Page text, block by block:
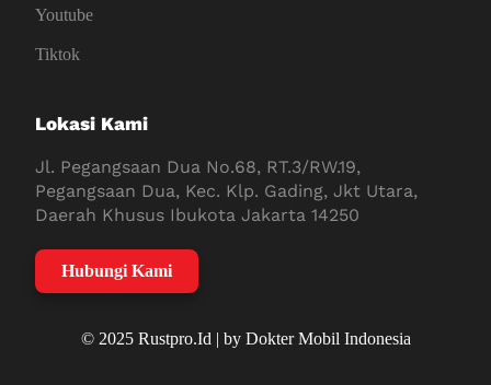
Youtube
Tiktok
Lokasi Kami
Jl. Pegangsaan Dua No.68, RT.3/RW.19,
Pegangsaan Dua, Kec. Klp. Gading, Jkt Utara,
Daerah Khusus Ibukota Jakarta 14250
Hubungi Kami
© 2025 Rustpro.Id | by Dokter Mobil Indonesia